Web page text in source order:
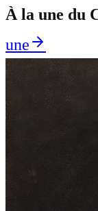
À la une du
une